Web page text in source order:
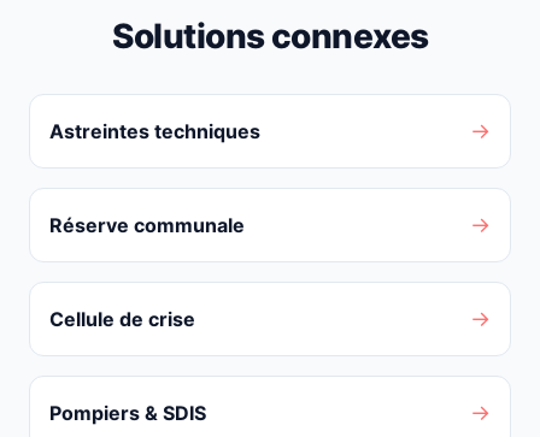
Solutions connexes
Astreintes techniques →
Réserve communale →
Cellule de crise →
Pompiers & SDIS →